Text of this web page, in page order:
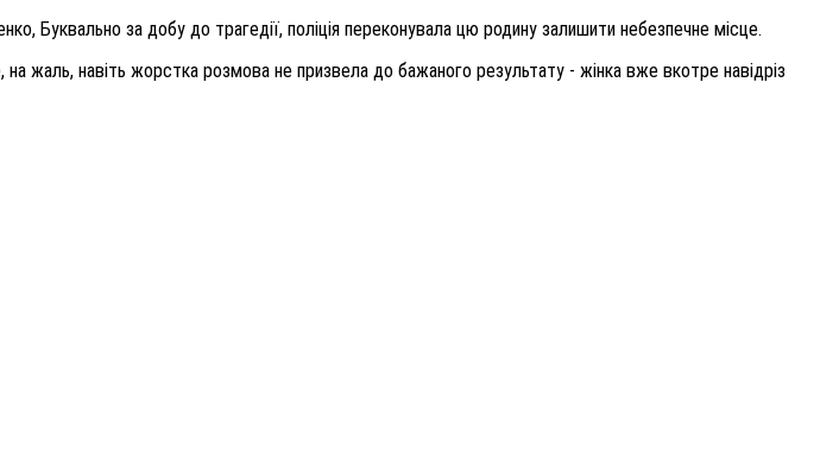
Буквально за добу до трагедії, поліція переконувала цю родину залишити небезпечне місце.
жаль, навіть жорстка розмова не призвела до бажаного результату - жінка вже вкотре навідріз